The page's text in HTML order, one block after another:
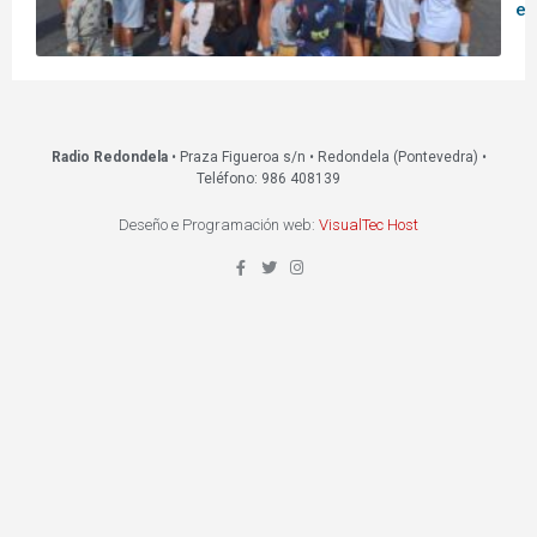
Radio Redondela• Praza Figueroa s/n • Redondela (Pontevedra) •
Teléfono: 986 408139
Deseño e Programación web: VisualTec Host